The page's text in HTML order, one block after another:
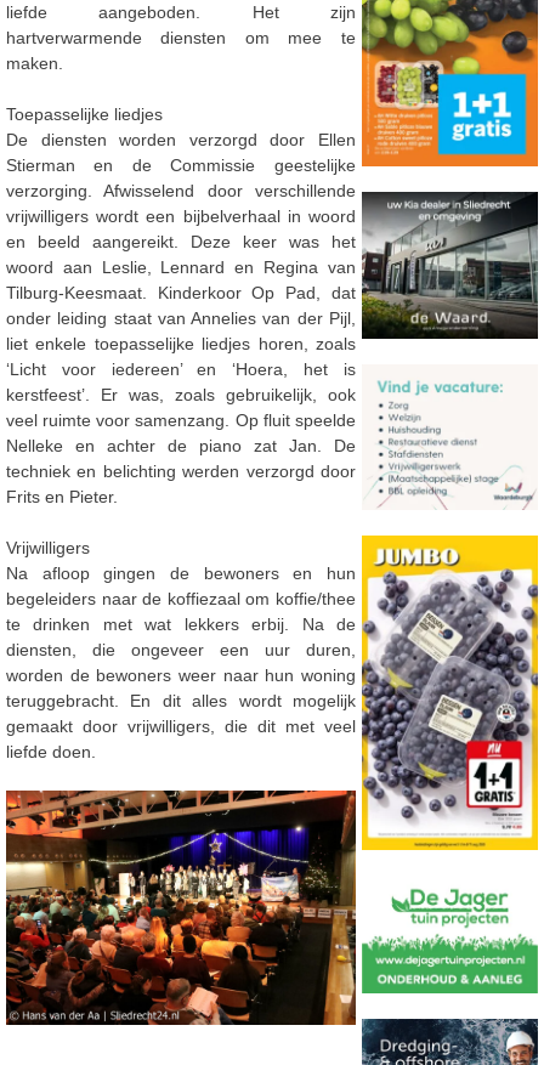
liefde aangeboden. Het zijn
hartverwarmende diensten om mee te
maken.
Toepasselijke liedjes
De diensten worden verzorgd door Ellen
Stierman en de Commissie geestelijke
verzorging. Afwisselend door verschillende
vrijwilligers wordt een bijbelverhaal in woord
en beeld aangereikt. Deze keer was het
woord aan Leslie, Lennard en Regina van
Tilburg-Keesmaat. Kinderkoor Op Pad, dat
onder leiding staat van Annelies van der Pijl,
liet enkele toepasselijke liedjes horen, zoals
‘Licht voor iedereen’ en ‘Hoera, het is
kerstfeest’. Er was, zoals gebruikelijk, ook
veel ruimte voor samenzang. Op fluit speelde
Nelleke en achter de piano zat Jan. De
techniek en belichting werden verzorgd door
Frits en Pieter.
Vrijwilligers
Na afloop gingen de bewoners en hun
begeleiders naar de koffiezaal om koffie/thee
te drinken met wat lekkers erbij. Na de
diensten, die ongeveer een uur duren,
worden de bewoners weer naar hun woning
teruggebracht. En dit alles wordt mogelijk
gemaakt door vrijwilligers, die dit met veel
liefde doen.